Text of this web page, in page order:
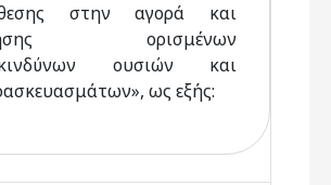
στην αγορά και
ορισμένων
ουσιών και
ως εξής: